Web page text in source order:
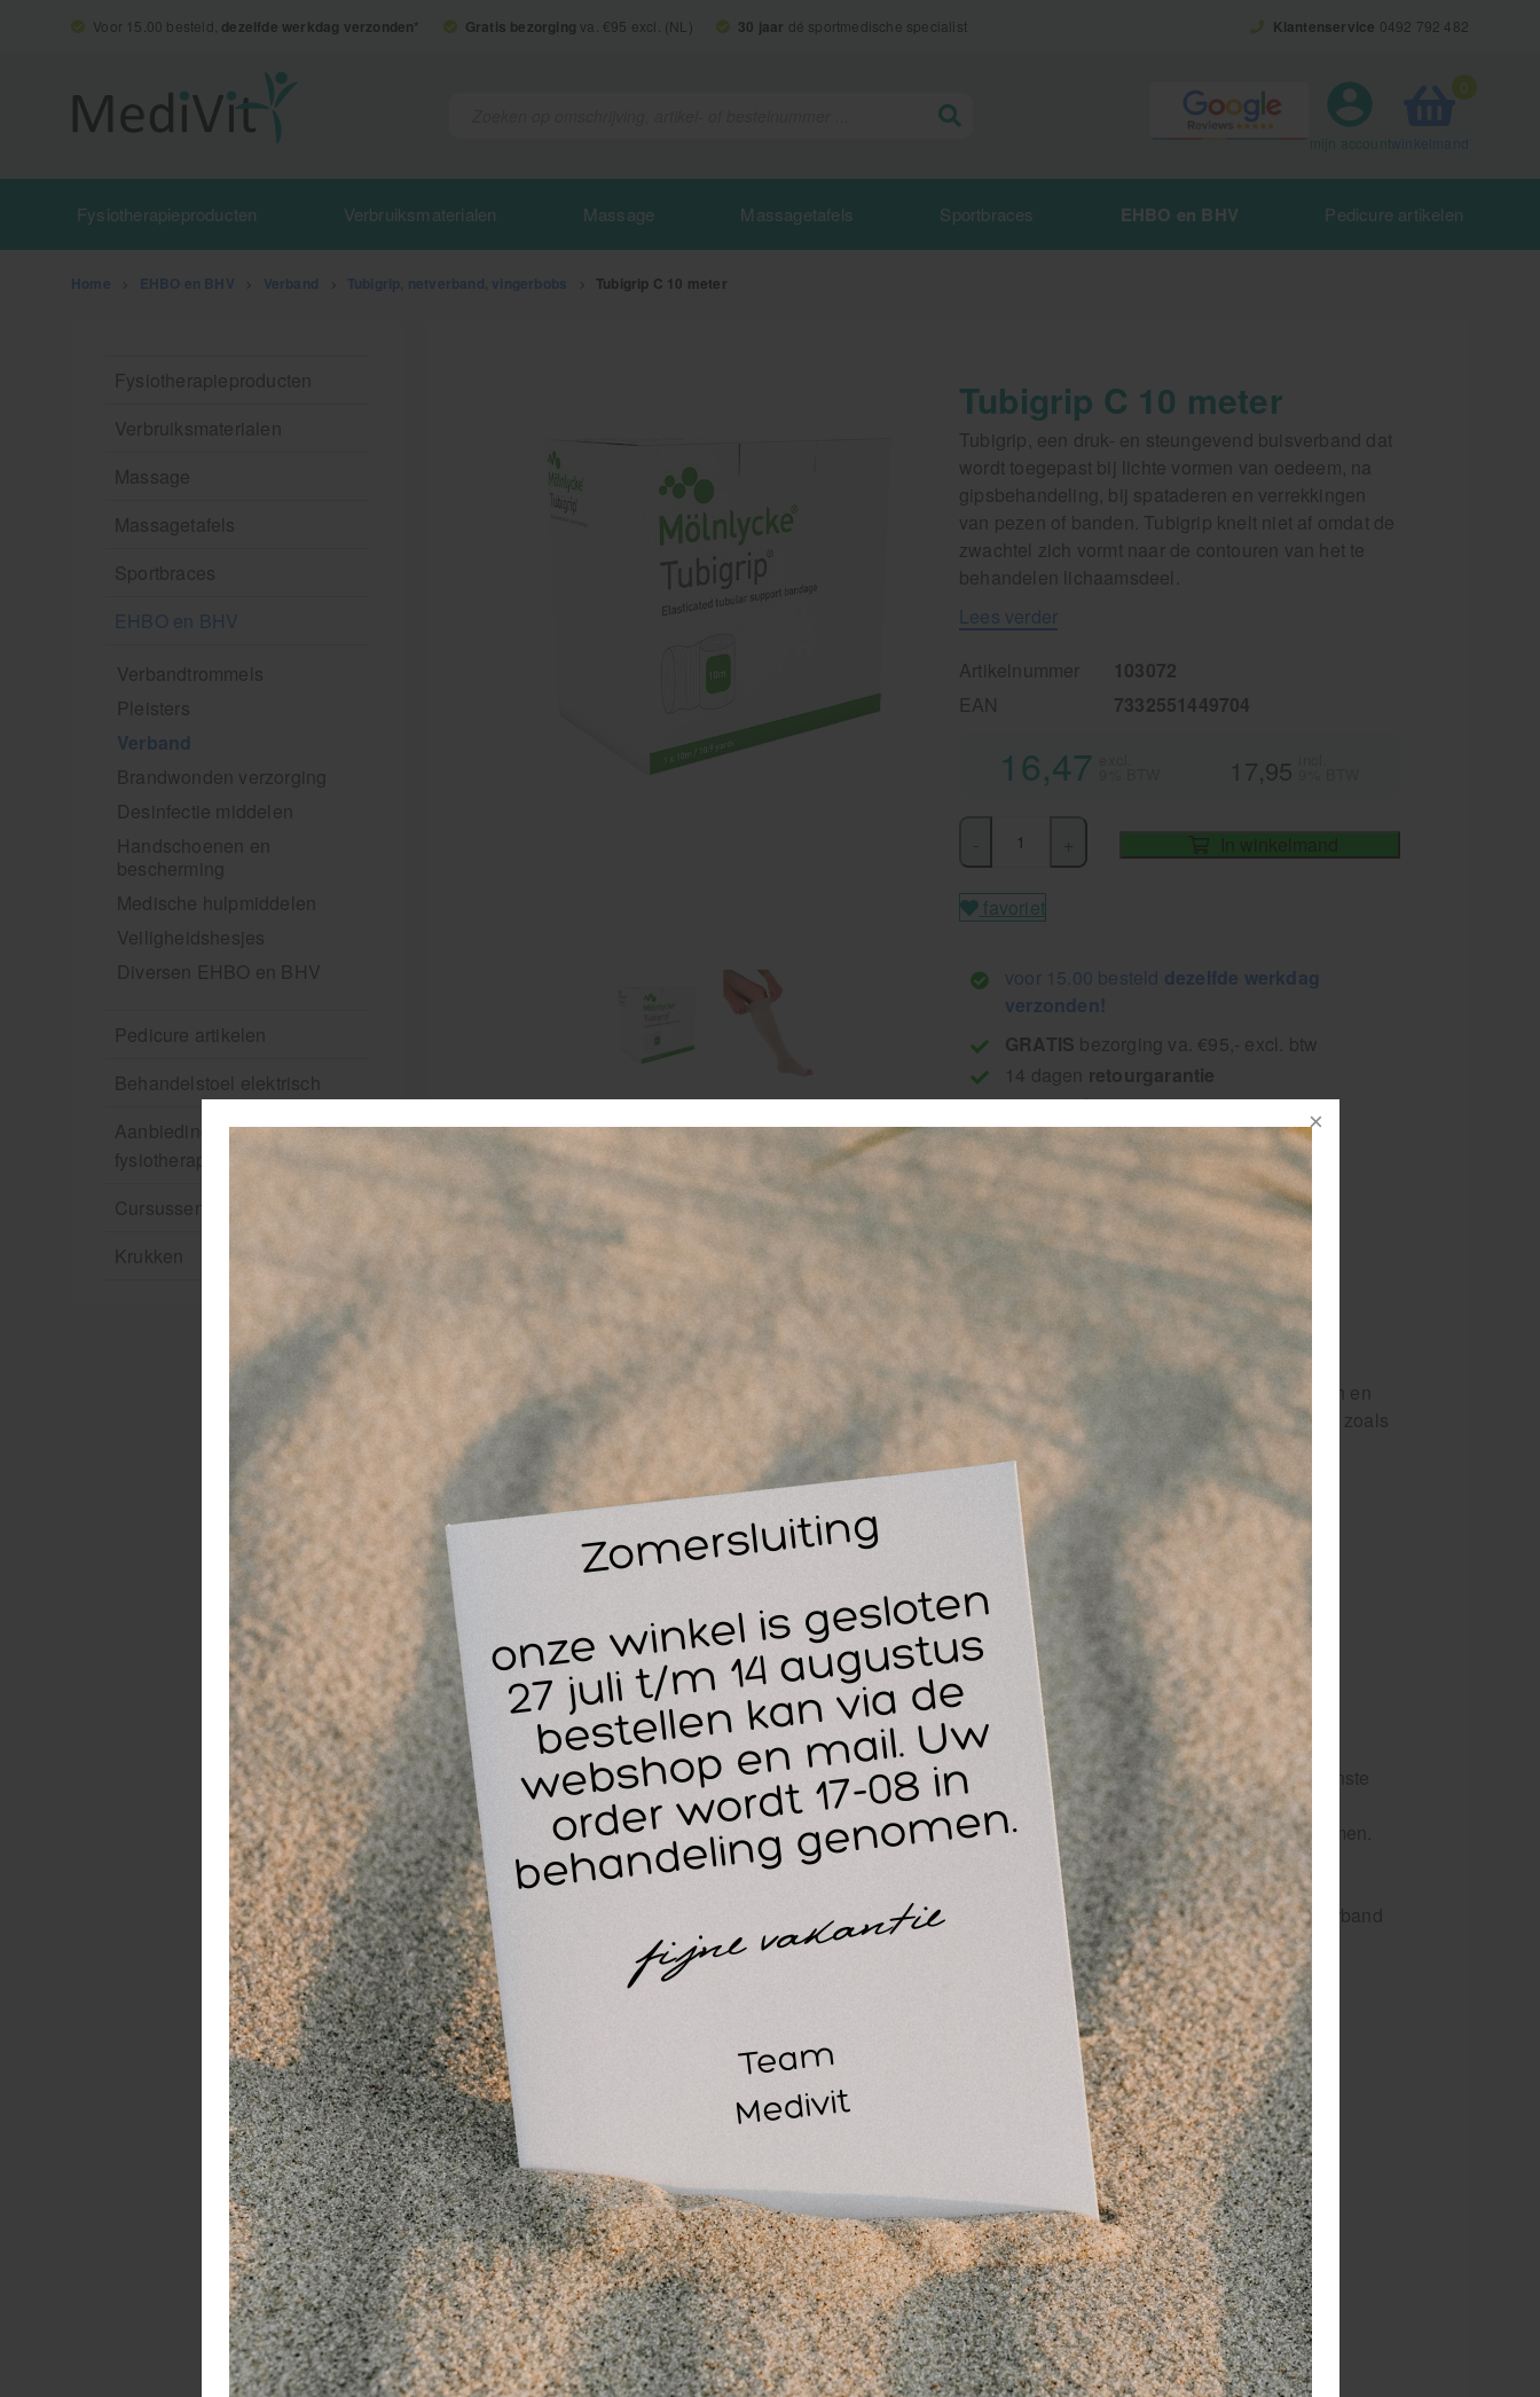
Voor 15.00 besteld, dezelfde werkdag verzonden* Gratis bezorging va. €95 excl. (NL) 30 jaar dé sportmedische specialist Klantenservice 0492 792 482
0
mijn account
Fysiotherapieproducten Verbruiksmaterialen Massage Massagetafels Sportbraces EHBO en BHV Pedicure artikelen
Home EHBO en BHV Verband Tubigrip, netverband, vingerbobs Tubigrip C 10 meter
Fysiotherapieproducten
Verbruiksmaterialen
Massage
Massagetafels
Sportbraces
EHBO en BHV
Verbandtrommels
Pleisters
Verband
Brandwonden verzorging
Desinfectie middelen
Handschoenen en
bescherming
Medische hulpmiddelen
Veiligheidshesjes
Diversen EHBO en BHV
Pedicure artikelen
Behandelstoel elektrisch
Aanbiedingen groothandel
fysiotherapie en massage
Cursussen
Krukken
Tubigrip C 10 meter
Tubigrip, een druk- en steungevend buisverband dat
wordt toegepast bij lichte vormen van oedeem, na
gipsbehandeling, bij spataderen en verrekkingen
van pezen of banden. Tubigrip knelt niet af omdat de
zwachtel zich vormt naar de contouren van het te
behandelen lichaamsdeel.
Lees verder
Artikelnummer
103072
EAN
7332551449704
16,47 17,95
In winkelmand
favoriet
voor 15.00 besteld dezelfde werkdag
verzonden!
GRATIS bezorging va. €95,- excl. btw
14 dagen retourgarantie
30 jaardé paramedisch specialist
Tubigrip C buisverband – Elastische compressie voor optimale ondersteuning
Op zoek naar een comfortabel en effectief buisverband voor lichte blessures?
Tubigrip C, biedt een gelijkmatige compressie en optimale ondersteuning bij verstuikingen, zwellingen en
spierverrekkingen. Dit elastische buisverband is speciaal ontworpen voor middelgrote lichaamsdelen, zoals
onderarmen en smalle enkels, en helpt bij een sneller herstel.
Waarom kiezen voor Tubigrip C?
✔ Consistente compressie – Biedt een druk van 5–30 mmHg (bij dubbele laag) ter ondersteuning van
spieren en gewrichten.
✔ Elastisch en comfortabel – Sluit perfect aan op de lichaamsvorm zonder af te zakken.
✔ Eenvoudig in gebruik – Geen spelden of tape nodig en makkelijk opnieuw te positioneren.
✔ Duurzaam en herbruikbaar – Behoudt elasticiteit en vorm, zelfs na herhaaldelijk wassen.
✔ Op maat te knippen – Voor verschillende toepassingen eenvoudig op de juiste lengte te snijden.
Hoe gebruik je Tubigrip C buisverband?
1. Knip het buisverband op de gewenste lengte.
2. Voor extra ondersteuning, vouw je het dubbel over het aangedane gebied. Zorg ervoor dat de bovenste
laag 2–3 cm boven de onderste laag uitkomt.
3. Controleer de pasvorm: het verband mag niet te strak zitten om doorbloedingsproblemen te voorkomen.
Let op:
* Controleer regelmatig op tekenen van afknelling, zoals verkleuring of tintelingen. Bij klachten het verband
direct verwijderen.
* Bij aanhoudende pijn of zwelling, raadpleeg een arts.
Technische specificaties
- Type: Elastisch buisverband
- Maat: C (geschikt voor onderarmen en kleine enkels)
- Kleur: naturel
- Compressie: 5–30 mmHg bij dubbele laag
- Materiaal: Katoen, elastaan en rubber
- Lengte: Verkrijgbaar op rollen van 10 meter
- Wasbaar: Ja, op lage temperatuur
- Merk: Tubigrip (Mölnlycke Health Care)
Voor wie is Tubigrip C geschikt?
✅ Sporters met lichte blessures zoals verstuikingen of zwellingen
✅ Fysiotherapeuten en medische professionals voor compressiebehandelingen
✅ Mensen met spierverrekkingen of gewrichtsklachten